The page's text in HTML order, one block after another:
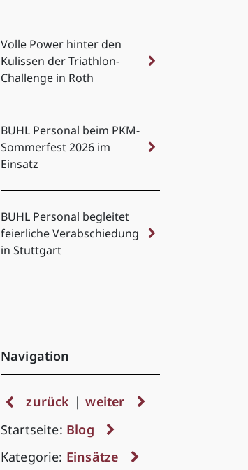
Volle Power hinter den
Kulissen der Triathlon-
Challenge in Roth
BUHL Personal beim PKM-
Sommerfest 2026 im
Einsatz
BUHL Personal begleitet
feierliche Verabschiedung
in Stuttgart
Navigation
zurück | weiter
Startseite: Blog
Kategorie: Einsätze